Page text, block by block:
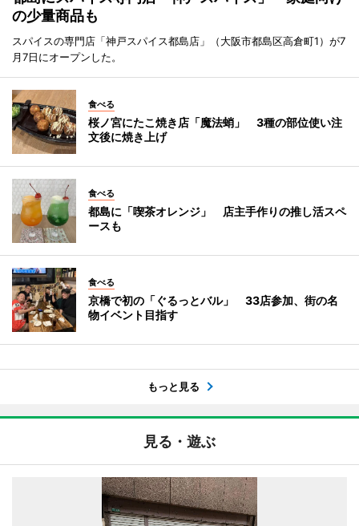
の少量商品も
スパイスの専門店「神戸スパイス都島店」（大阪市都島区高倉町1）が7
月7日にオープンした。
食べる
桜ノ宮にたこ焼き店「魔法蛸」 3種の部位使い注
文後に焼き上げ
食べる
都島に「喫茶オレンジ」 店主手作りの推し活スペ
ースも
食べる
京橋で初の「ぐるっとバル」 33店参加、街の名
物イベント目指す
もっと見る
見る・遊ぶ